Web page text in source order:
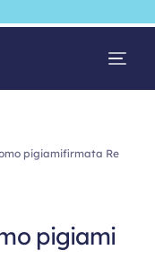
pigiamifirmata Re
pigiami